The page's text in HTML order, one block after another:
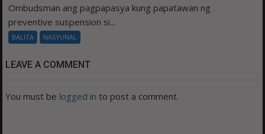
Ombudsman ang pagpapasya kung papatawan ng
preventive suspension si...
BALITA NASYUNAL
LEAVE A COMMENT
You must be logged in to post a comment.